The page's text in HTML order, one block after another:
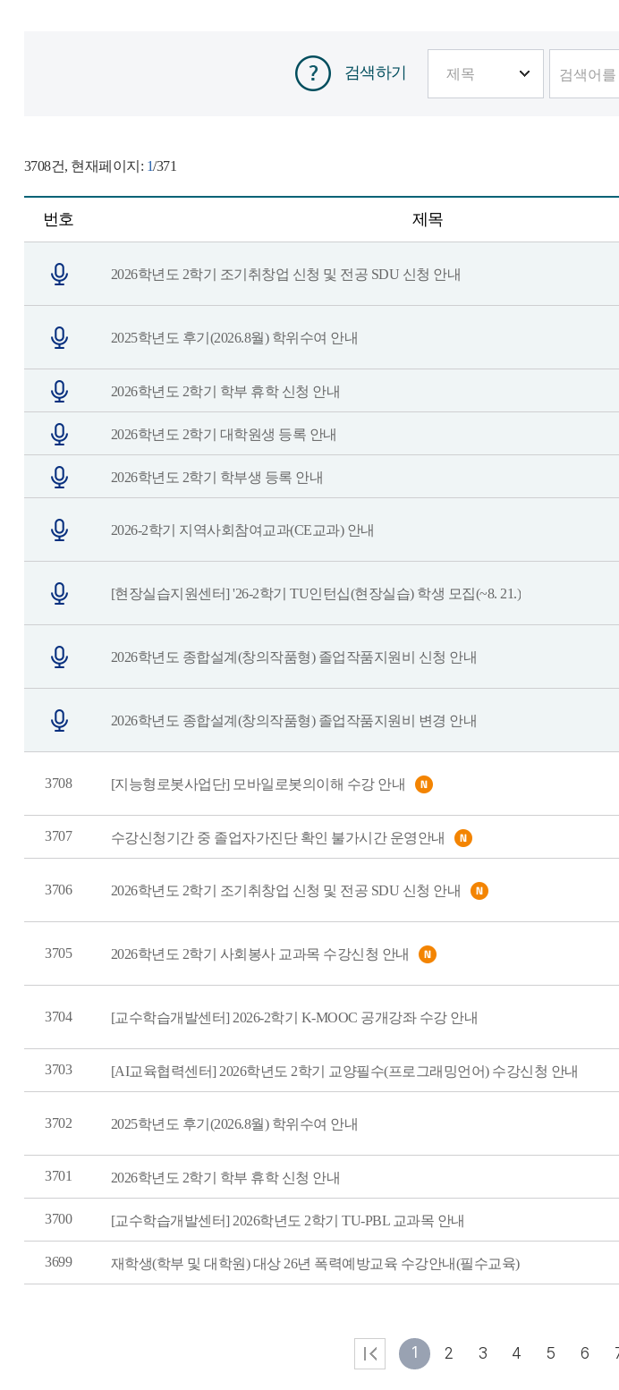
검색하기
3708건, 현재페이지: 1/371
번호 제목
2026학년도 2학기 조기취창업 신청 및 전공 SDU 신청 안내
2025학년도 후기(2026.8월) 학위수여 안내
2026학년도 2학기 학부 휴학 신청 안내
2026학년도 2학기 대학원생 등록 안내
2026학년도 2학기 학부생 등록 안내
2026-2학기 지역사회참여교과(CE교과) 안내
[현장실습지원센터] '26-2학기 TU인턴십(현장실습) 학생 모집(~8. 21.)
2026학년도 종합설계(창의작품형) 졸업작품지원비 신청 안내
2026학년도 종합설계(창의작품형) 졸업작품지원비 변경 안내
3708 [지능형로봇사업단] 모바일로봇의이해 수강 안내
3707 수강신청기간 중 졸업자가진단 확인 불가시간 운영안내
3706 2026학년도 2학기 조기취창업 신청 및 전공 SDU 신청 안내
3705 2026학년도 2학기 사회봉사 교과목 수강신청 안내
3704 [교수학습개발센터] 2026-2학기 K-MOOC 공개강좌 수강 안내
3703 [AI교육협력센터] 2026학년도 2학기 교양필수(프로그래밍언어) 수강신청 안내
3702 2025학년도 후기(2026.8월) 학위수여 안내
3701 2026학년도 2학기 학부 휴학 신청 안내
3700 [교수학습개발센터] 2026학년도 2학기 TU-PBL 교과목 안내
3699 재학생(학부 및 대학원) 대상 26년 폭력예방교육 수강안내(필수교육)
1 2 3 4 5 6